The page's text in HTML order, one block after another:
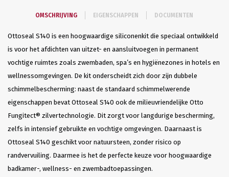
OMSCHRIJVING EIGENSCHAPPEN DOCUMENTEN
Ottoseal S140 is een hoogwaardige siliconenkit die speciaal ontwikkeld
is voor het afdichten van uitzet- en aansluitvoegen in permanent
vochtige ruimtes zoals zwembaden, spa’s en hygiënezones in hotels en
wellnessomgevingen. De kit onderscheidt zich door zijn dubbele
schimmelbescherming: naast de standaard schimmelwerende
eigenschappen bevat Ottoseal S140 ook de milieuvriendelijke Otto
Fungitect® zilvertechnologie. Dit zorgt voor langdurige bescherming,
zelfs in intensief gebruikte en vochtige omgevingen. Daarnaast is
Ottoseal S140 geschikt voor natuursteen, zonder risico op
randvervuiling. Daarmee is het de perfecte keuze voor hoogwaardige
badkamer-, wellness- en zwembadtoepassingen.